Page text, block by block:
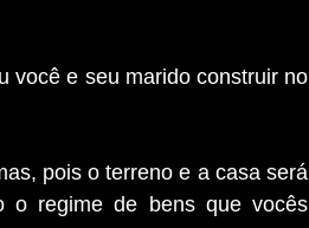
você e seu marido construir no
pois o terreno e a casa será
o regime de bens que vocês